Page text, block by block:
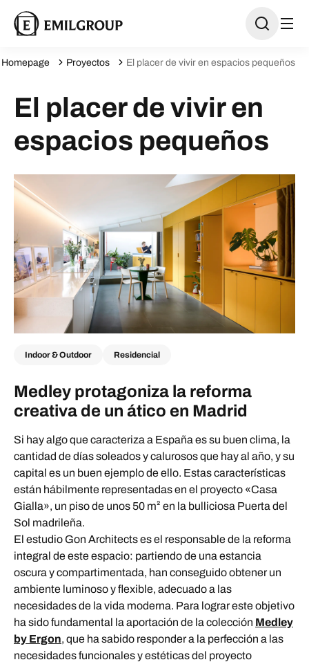
Homepage Proyectos El placer de vivir en espacios pequeños
El placer de vivir en
espacios pequeños
Indoor & Outdoor Residencial
Medley protagoniza la reforma
creativa de un ático en Madrid
Si hay algo que caracteriza a España es su buen clima, la
cantidad de días soleados y calurosos que hay al año, y su
capital es un buen ejemplo de ello. Estas características
están hábilmente representadas en el proyecto «Casa
Gialla», un piso de unos 50 m² en la bulliciosa Puerta del
Sol madrileña.
El estudio Gon Architects es el responsable de la reforma
integral de este espacio: partiendo de una estancia
oscura y compartimentada, han conseguido obtener un
ambiente luminoso y flexible, adecuado a las
necesidades de la vida moderna. Para lograr este objetivo
ha sido fundamental la aportación de la colección Medley
by Ergon, que ha sabido responder a la perfección a las
necesidades funcionales y estéticas del proyecto